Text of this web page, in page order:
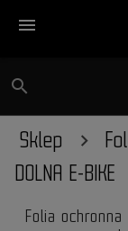
menu
search
Sklep
DOLNA E-BIKE
Folia